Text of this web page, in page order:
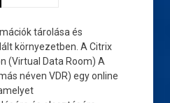
tárolása és
környezetben. A Citrix
(Virtual Data Room) A
néven VDR) egy online